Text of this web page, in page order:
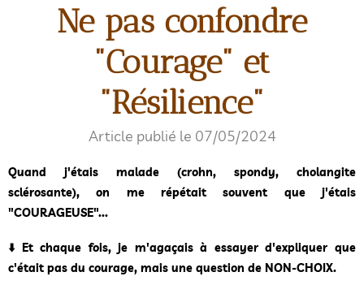
Ne pas confondre
"Courage" et
"Résilience"
Article publié le 07/05/2024
Quand j'étais malade (crohn, spondy, cholangite
sclérosante), on me répétait souvent que j'étais
"COURAGEUSE"...
⬇️ Et chaque fois, je m'agaçais à essayer d'expliquer que
c'était pas du courage, mais une question de NON-CHOIX.